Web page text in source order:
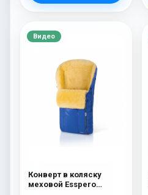
Видео
Конверт в коляску
меховой Esspero